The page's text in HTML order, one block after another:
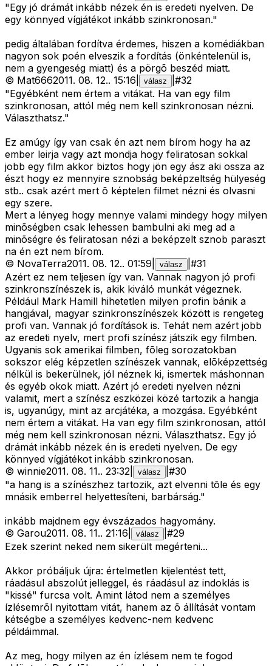
"Egy jó drámát inkább nézek én is eredeti nyelven. De
egy könnyed vígjátékot inkább szinkronosan."
pedig általában fordítva érdemes, hiszen a komédiákban
nagyon sok poén elveszik a fordítás (önkéntelenül is,
nem a gyengeség miatt) és a pörgõ beszéd miatt.
© Mat6662011. 08. 12.. 15:16 válasz #32
"Egyébként nem értem a vitákat. Ha van egy film
szinkronosan, attól még nem kell szinkronosan nézni.
Választhatsz."
Ez amúgy így van csak én azt nem bírom hogy ha az
ember leirja vagy azt mondja hogy feliratosan sokkal
jobb egy film akkor biztos hogy jön egy ász aki ossza az
észt hogy ez mennyire sznobság beképzeltség hülyeség
stb.. csak azért mert õ képtelen filmet nézni és olvasni
egy szere.
Mert a lényeg hogy mennye valami mindegy hogy milyen
minõségben csak lehessen bambulni aki meg ad a
minõségre és feliratosan nézi a beképzelt sznob paraszt
na én ezt nem bírom.
© NovaTerra2011. 08. 12.. 01:59 válasz #31
Azért ez nem teljesen így van. Vannak nagyon jó profi
szinkronszínészek is, akik kiváló munkát végeznek.
Például Mark Hamill hihetetlen milyen profin bánik a
hangjával, magyar szinkronszínészek között is rengeteg
profi van. Vannak jó fordítások is. Tehát nem azért jobb
az eredeti nyelv, mert profi színész játszik egy filmben.
Ugyanis sok amerikai filmben, fõleg sorozatokban
sokszor elég képzetlen színészek vannak, elõképzettség
nélkül is bekerülnek, jól néznek ki, ismertek máshonnan
és egyéb okok miatt. Azért jó eredeti nyelven nézni
valamit, mert a színész eszközei közé tartozik a hangja
is, ugyanúgy, mint az arcjátéka, a mozgása. Egyébként
nem értem a vitákat. Ha van egy film szinkronosan, attól
még nem kell szinkronosan nézni. Választhatsz. Egy jó
drámát inkább nézek én is eredeti nyelven. De egy
könnyed vígjátékot inkább szinkronosan.
© winnie2011. 08. 11.. 23:32 válasz #30
"a hang is a színészhez tartozik, azt elvenni tõle és egy
mnásik emberrel helyettesíteni, barbárság."
inkább majdnem egy évszázados hagyomány.
© Garou2011. 08. 11.. 21:16 válasz #29
Ezek szerint neked nem sikerült megérteni...
Akkor próbáljuk újra: értelmetlen kijelentést tett,
ráadásul abszolút jelleggel, és ráadásul az indoklás is
"kissé" furcsa volt. Amint látod nem a személyes
ízlésemrõl nyitottam vitát, hanem az õ állítását vontam
kétségbe a személyes kedvenc-nem kedvenc
példáimmal.
Az meg, hogy milyen az én ízlésem nem te fogod